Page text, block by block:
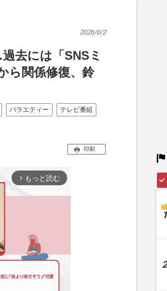
2026/6/2
去には「SNSミ
ら関係修復、鈴
バラエティー テレビ番組
印刷
arrow_forward_ios もっと読む